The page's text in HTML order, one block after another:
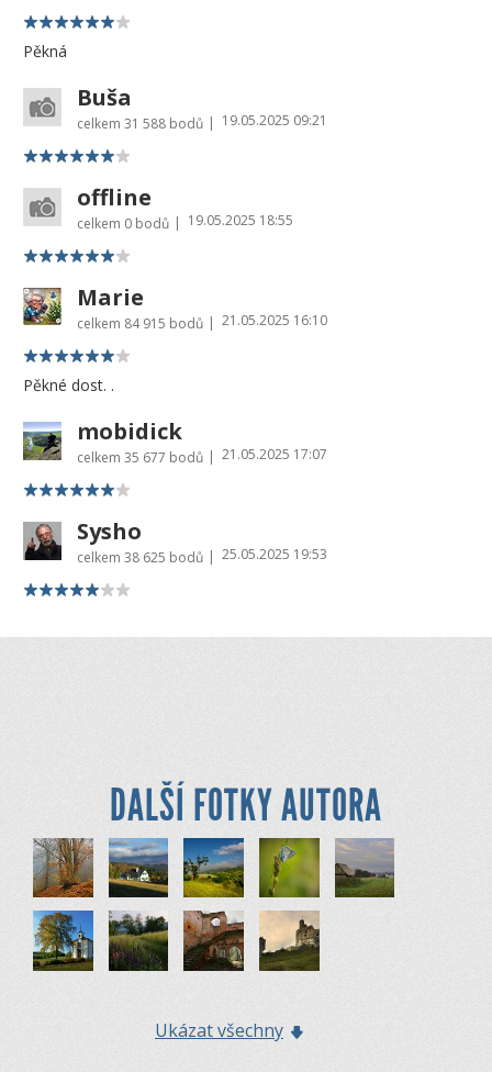
Pěkná
Buša
celkem 31 588 bodů | 19.05.2025 09:21
offline
celkem 0 bodů | 19.05.2025 18:55
Marie
celkem 84 915 bodů | 21.05.2025 16:10
Pěkné dost. .
mobidick
celkem 35 677 bodů | 21.05.2025 17:07
Sysho
celkem 38 625 bodů | 25.05.2025 19:53
DALŠÍ FOTKY AUTORA
Ukázat všechny